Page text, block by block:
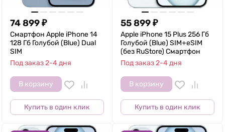
74 899₽
Смартфон Apple iPhone 14
128 Гб Голубой (Blue) Dual
SIM
Под заказ 2-4 дня
В корзину
Купить в один клик
55 899₽
Apple iPhone 15 Plus 256 Гб
Голубой (Blue) SIM+eSIM
(без RuStore) Смартфон
Под заказ 2-4 дня
В корзину
Купить в один клик